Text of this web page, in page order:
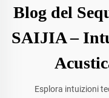
Blog del
SAIJIA –
Esplora intuizioni